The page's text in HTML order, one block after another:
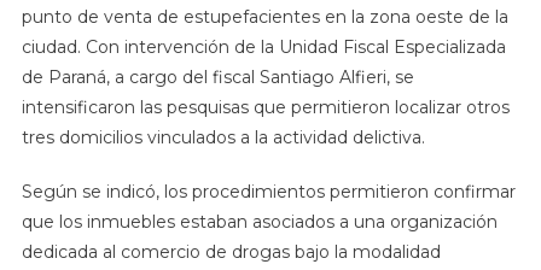
punto de venta de estupefacientes en la zona oeste de la
ciudad. Con intervención de la Unidad Fiscal Especializada
de Paraná, a cargo del fiscal Santiago Alfieri, se
intensificaron las pesquisas que permitieron localizar otros
tres domicilios vinculados a la actividad delictiva.
Según se indicó, los procedimientos permitieron confirmar
que los inmuebles estaban asociados a una organización
dedicada al comercio de drogas bajo la modalidad